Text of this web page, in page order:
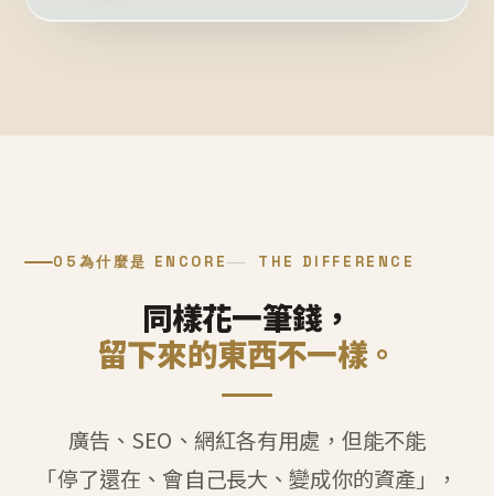
05 為什麼是 ENCORE THE DIFFERENCE
同樣花一筆錢，
留下來的東西不一樣。
廣告、SEO、網紅各有用處，但能不能
「停了還在、會自己長大、變成你的資產」，